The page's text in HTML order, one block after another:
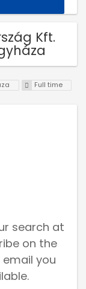
Kft.
Full time
search at
on the
you